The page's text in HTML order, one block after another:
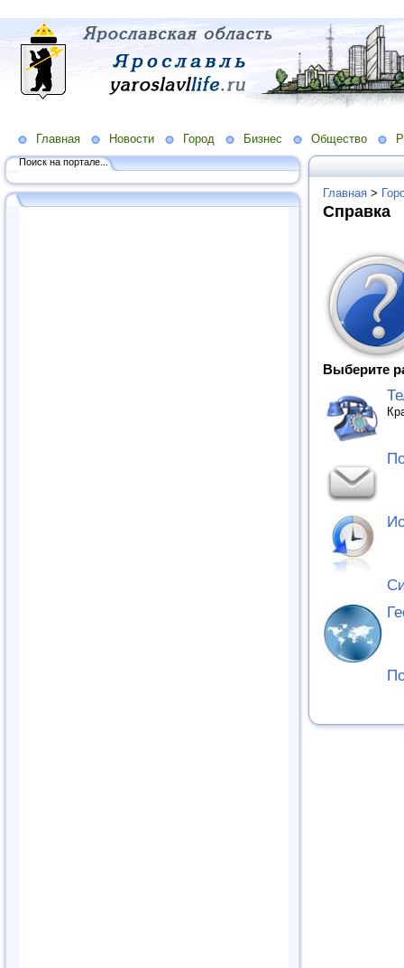
Главная Новости Город Бизнес Общество
Поиск на портале...
Главная >
Справка
Выберите